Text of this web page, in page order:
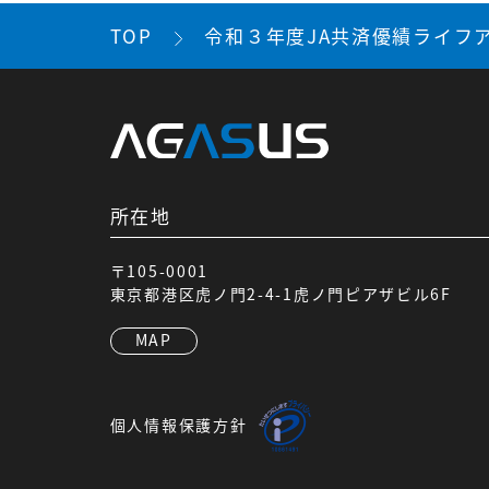
TOP 令和３年度JA共済優績ライフ
所在地
〒105-0001
東京都港区虎ノ門2-4-1虎ノ門ピアザビル6F
MAP
個人情報保護方針